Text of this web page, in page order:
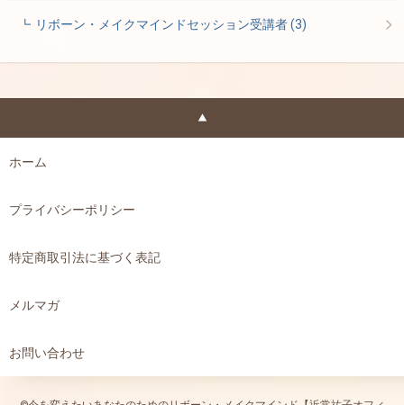
リボーン・メイクマインドセッション受講者(3)
ホーム
プライバシーポリシー
特定商取引法に基づく表記
メルマガ
お問い合わせ